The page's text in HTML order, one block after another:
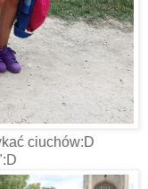
ciuchów:D